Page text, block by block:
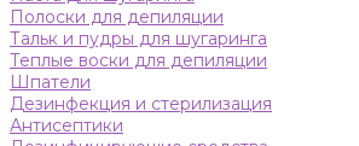
Полоски для депиляции
Тальк и пудры для шугаринга
Теплые воски для депиляции
Шпатели
Дезинфекция и стерилизация
Антисептики